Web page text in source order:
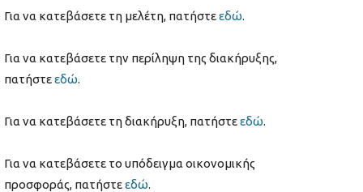
Για να κατεβάσετε τη μελέτη, πατήστεεδώ.
Για να κατεβάσετε την περίληψη της διακήρυξης,
πατήστεεδώ.
Για να κατεβάσετε τη διακήρυξη, πατήστεεδώ.
Για να κατεβάσετε το υπόδειγμα οικονομικής
προσφοράς, πατήστεεδώ.